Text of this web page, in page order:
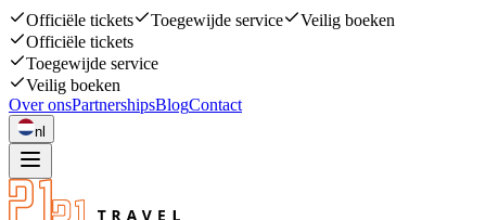
Officiële tickets Toegewijde service
Veilig boeken
Officiële tickets
Toegewijde service
Veilig boeken
Over onsPartnershipsBlogContact
nl